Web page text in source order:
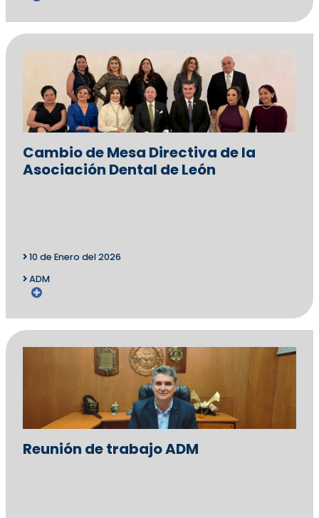
Cambio de Mesa Directiva de la
Asociación Dental de León
10 de Enero del 2026
ADM
Reunión de trabajo ADM